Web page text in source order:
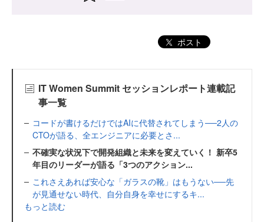
ポスト
IT Women Summit セッションレポート連載記
事一覧
コードが書けるだけではAIに代替されてしまう──2人の
CTOが語る、全エンジニアに必要とさ...
不確実な状況下で開発組織と未来を変えていく！ 新卒5
年目のリーダーが語る「3つのアクション...
これさえあれば安心な「ガラスの靴」はもうない──先
が見通せない時代、自分自身を幸せにするキ...
もっと読む